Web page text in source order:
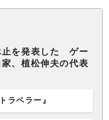
止を発表した ゲー
、植松伸夫の代表
ラベラー』